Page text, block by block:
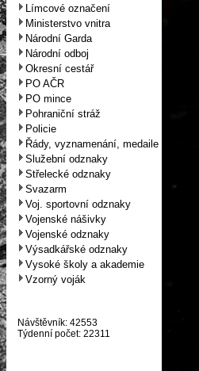
Límcové označení
Ministerstvo vnitra
Národní Garda
Národní odboj
Okresní cestář
PO AČR
PO mince
Pohraniční stráž
Policie
Řády, vyznamenání, medaile
Služební odznaky
Střelecké odznaky
Svazarm
Voj. sportovní odznaky
Vojenské nášivky
Vojenské odznaky
Výsadkářské odznaky
Vysoké školy a akademie
Vzorný voják
Návštěvník: 42553
Týdenní počet: 22311